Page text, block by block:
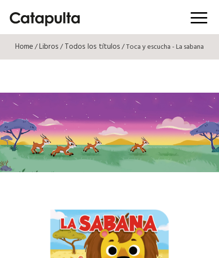
Menú
Home/Libros/Todos los títulos/ Toca y escucha - La sabana